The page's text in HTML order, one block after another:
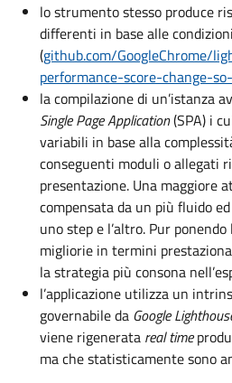
lo strumento stesso produce
differenti in base alle
(github.com/GoogleChrome/
performance-score-change-
la compilazione di un’istanza
Single Page Application(SPA) i
variabili in base alla
conseguenti moduli o allegati
presentazione. Una maggiore
compensata da un più fluido
uno step e l’altro. Pur
migliorie in termini
la strategia più consona
l’applicazione utilizza un
governabile da Google
viene rigenerata real time
ma che statisticamente sono